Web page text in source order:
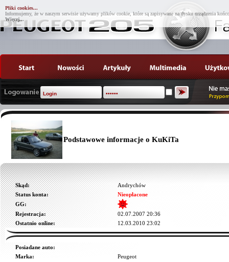
Pliki cookies...
Informujemy, że w naszym serwisie używamy plików cookie, które są zapisywane na dysku urządzenia
Więcej...
Podstawowe informacje o KuKiTa
Skąd:
Andrychów
Status konta:
Nieopłacone
GG:
Rejestracja:
02.07.2007 20:36
Ostatnio online:
12.03.2010 23:02
Posiadane auto:
Marka:
Peugeot